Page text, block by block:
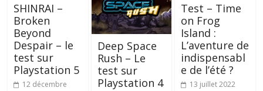
SHINRAI –
Broken
Beyond
Despair – le
test sur
Playstation 5
12 décembre
Deep Space
Rush – Le
test sur
Playstation 4
Test – Time
on Frog
Island :
L’aventure de
indispensabl
e de l’été ?
13 juillet 2022